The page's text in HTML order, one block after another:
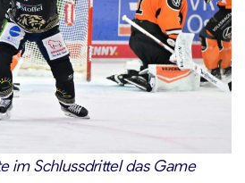
im Schlussdrittel das Game